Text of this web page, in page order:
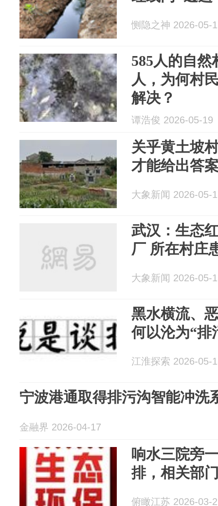
恻隐之神 2026-05-
585人的自
人，为何村
解决？
谭浩俊 2026-05-19
关乎黄土坡
才能给出答
大象新闻 2026-05-
武汉：生态
厂 所在村庄
大象新闻 2026-05-
黑水横流、
何以沦为“排
江淮探索 2026-05-
宁波港通取得排污沟智能冲洗
金融界 2026-04-17
响水三院旁
排，相关部
俯瞰江苏 2026-03-